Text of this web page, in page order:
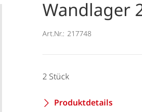
Wandlager
Art.Nr.: 217748
2 Stück
Produktdetails